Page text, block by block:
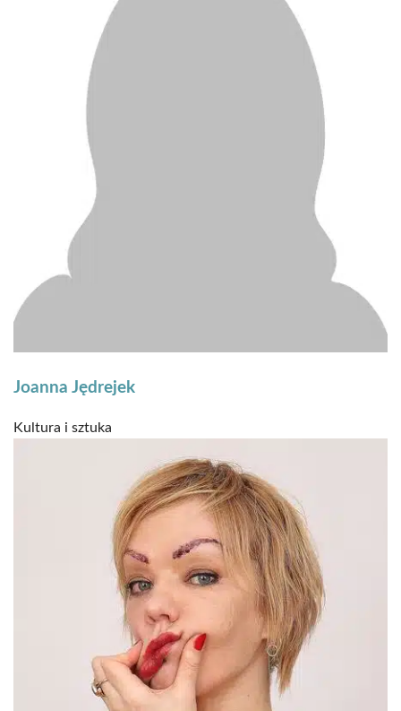
Joanna Jędrejek
Kultura i sztuka